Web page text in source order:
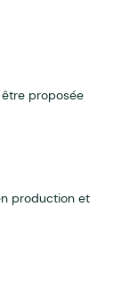
proposée
production et